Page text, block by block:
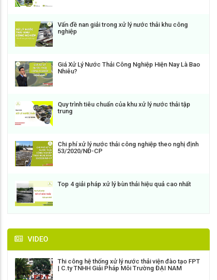
Vấn đề nan giải trong xử lý nước thải khu công
nghiệp
Giá Xử Lý Nước Thải Công Nghiệp Hiện Nay Là Bao
Nhiêu?
Quy trình tiêu chuẩn của khu xử lý nước thải tập
trung
Chi phí xử lý nước thải công nghiệp theo nghị định
53/2020/NĐ-CP
Top 4 giải pháp xử lý bùn thải hiệu quả cao nhất
VIDEO
Thi công hệ thống xử lý nước thải viện đào tạo FPT
| C.ty TNHH Giải Pháp Môi Trường ĐẠI NAM